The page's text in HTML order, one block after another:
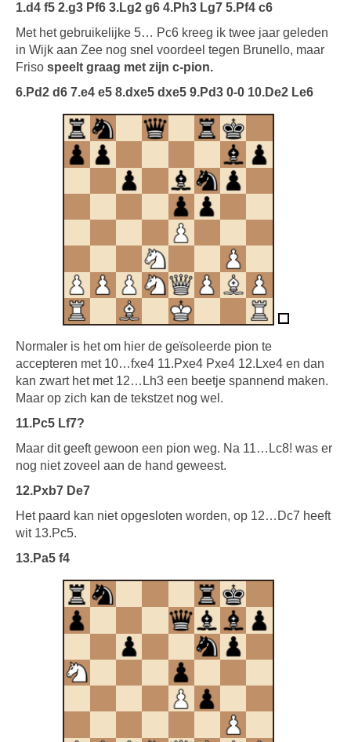
1.d4 f5 2.g3 Pf6 3.Lg2 g6 4.Ph3 Lg7 5.Pf4 c6
Met het gebruikelijke 5… Pc6 kreeg ik twee jaar geleden
in Wijk aan Zee nog snel voordeel tegen Brunello, maar
Friso speelt graag met zijn c-pion.
6.Pd2 d6 7.e4 e5 8.dxe5 dxe5 9.Pd3 0-0 10.De2 Le6
Normaler is het om hier de geïsoleerde pion te
accepteren met 10…fxe4 11.Pxe4 Pxe4 12.Lxe4 en dan
kan zwart het met 12…Lh3 een beetje spannend maken.
Maar op zich kan de tekstzet nog wel.
11.Pc5 Lf7?
Maar dit geeft gewoon een pion weg. Na 11…Lc8! was er
nog niet zoveel aan de hand geweest.
12.Pxb7 De7
Het paard kan niet opgesloten worden, op 12…Dc7 heeft
wit 13.Pc5.
13.Pa5 f4